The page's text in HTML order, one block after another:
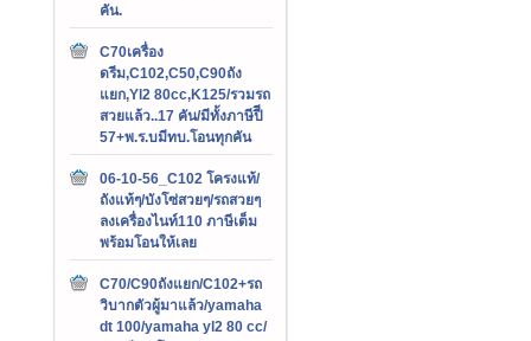
คัน.
C70เครื่อง
ดรีม,C102,C50,C90ถัง
แยก,Yl2 80cc,K125/รวมรถ
สวยแล้ว..17 คัน/มีทั้งภาษีปีี
57+พ.ร.บมีทบ.โอนทุกคัน
06-10-56_C102 โครงแท้/
ถังแท้ๆ/บังโซ่สวยๆ/รถสวยๆ
ลงเครื่องไนท์110 ภาษีเต็ม
พร้อมโอนให้เลย
C70/C90ถังแยก/C102+รถ
วิบากตัวผู้มาแล้ว/yamaha
dt 100/yamaha yl2 80 cc/